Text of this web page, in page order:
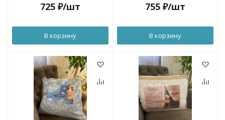
725 ₽/шт
В корзину
755 ₽/шт
В корзину